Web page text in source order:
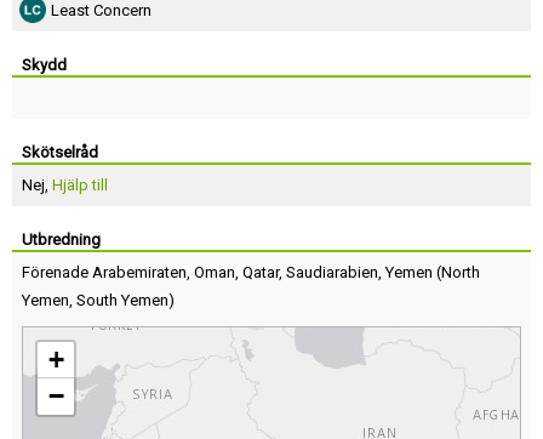
Least Concern
Skydd
Skötselråd
Nej, Hjälp till
Utbredning
Förenade Arabemiraten, Oman, Qatar, Saudiarabien,Yemen (North
Yemen, South Yemen)
+
−